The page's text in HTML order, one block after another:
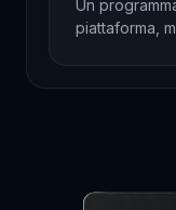
Un
piattaforma,